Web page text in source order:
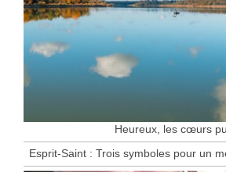
Heureux, les cœurs
Esprit-Saint : Trois symboles pour un